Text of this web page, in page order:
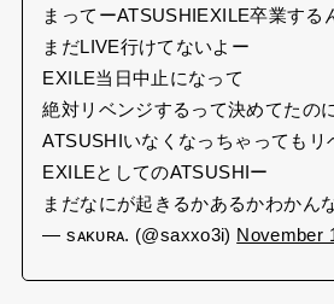
まってーATSUSHIEXILE卒業する
まだLIVE行けてないよー
EXILE当日中止になって
絶対リベンジするって決めてたの
ATSUSHIいなくなっちゃってもリ
EXILEとしてのATSUSHIー
まだなにが起きるかあるかわかん
— sᴀᴋᴜʀᴀ. (@saxxo3i) November